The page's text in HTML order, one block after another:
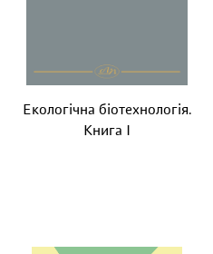
Екологічна біотехнологія.
Книга І